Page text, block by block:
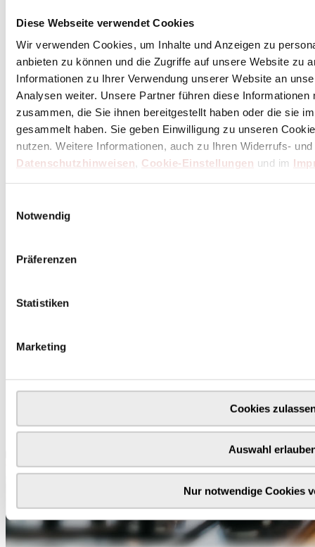
Diese Webseite verwendet Cookies
Wir verwenden Cookies, um Inhalte und Anzeigen zu
anbieten zu können und die Zugriffe auf unsere Website zu
Informationen zu Ihrer Verwendung unserer Website an
Analysen weiter. Unsere Partner führen diese
zusammen, die Sie ihnen bereitgestellt haben oder die sie
gesammelt haben. Sie geben Einwilligung zu unseren
nutzen. Weitere Informationen, auch zu Ihren Widerrufs-
Datenschutzhinweisen, Cookie-Einstellungen und im
Notwendig
Präferenzen
Statistiken
Marketing
Cookies
Auswahl
Nur notwendige Cookies